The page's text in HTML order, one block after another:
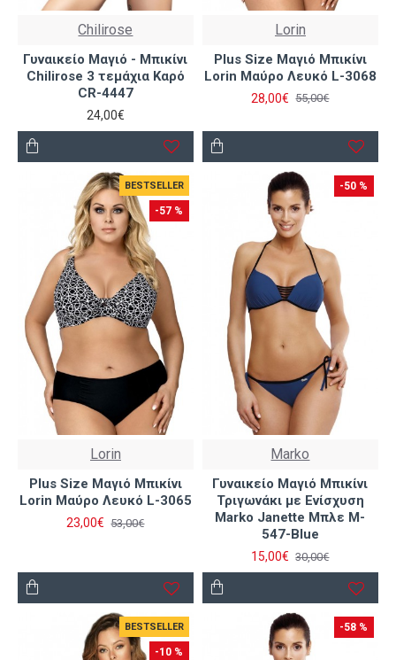
Chilirose
Γυναικείο Μαγιό - Μπικίνι
Chilirose 3 τεμάχια Καρό
CR-4447
24,00€
Lorin
Plus Size Μαγιό Μπικίνι
Lorin Μαύρο Λευκό L-3068
28,00€ 55,00€
BESTSELLER
-57 %
Lorin
Plus Size Μαγιό Μπικίνι
Lorin Μαύρο Λευκό L-3065
23,00€ 53,00€
-50 %
Marko
Γυναικείο Μαγιό Μπικίνι
Τριγωνάκι με Ενίσχυση
Marko Janette Μπλε M-
547-Blue
15,00€ 30,00€
BESTSELLER
-10 %
-58 %